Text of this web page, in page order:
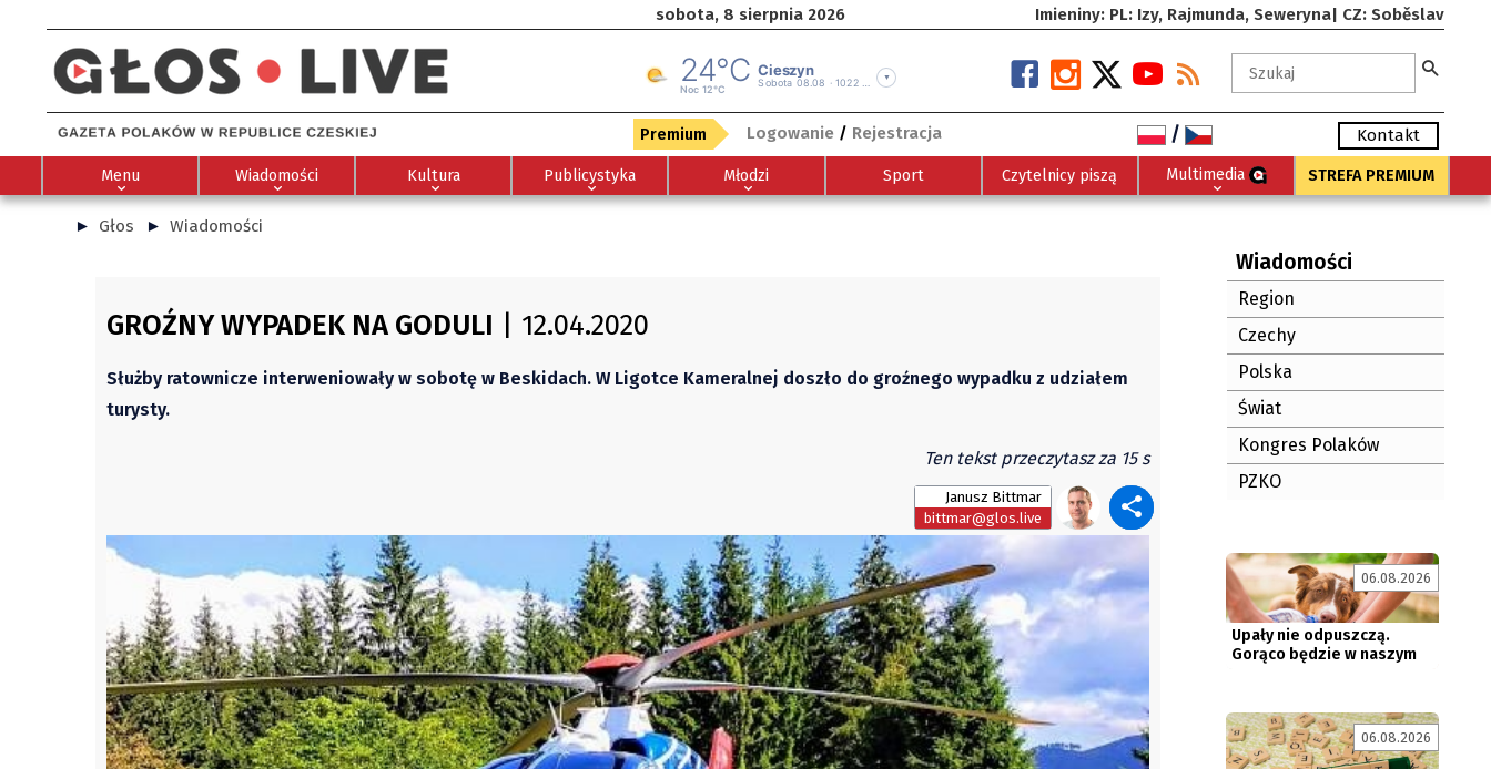
sobota, 8 sierpnia 2026 Imieniny: PL: Izy, Rajmunda, Seweryna| CZ: Soběslav
Premium Logowanie / Rejestracja / Kontakt
Menu Wiadomości Kultura Publicystyka Młodzi Sport Czytelnicy piszą Multimedia STREFA PREMIUM
Głos Wiadomości
GROŹNY WYPADEK NA GODULI | 12.04.2020
Służby ratownicze interweniowały w sobotę w Beskidach. W Ligotce Kameralnej doszło do groźnego wypadku z udziałem
turysty.
Ten tekst przeczytasz za 15 s
Janusz Bittmar
bittmar@glos.live
Wiadomości
Region
Czechy
Polska
Świat
Kongres Polaków
PZKO
06.08.2026
Upały nie odpuszczą.
Gorąco będzie w naszym
regionie...
06.08.2026